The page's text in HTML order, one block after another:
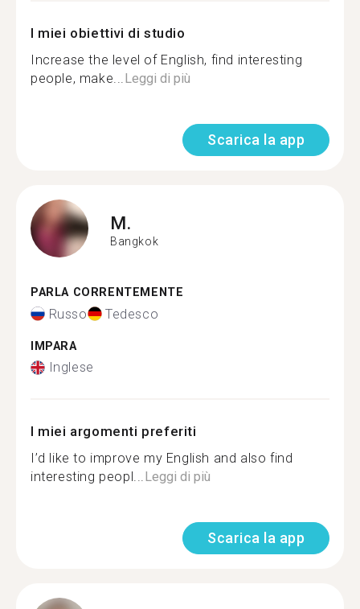
I miei obiettivi di studio
Increase the level of English, find interesting
people, make...Leggi di più
Scarica la app
M.
Bangkok
PARLA CORRENTEMENTE
Russo Tedesco
IMPARA
Inglese
I miei argomenti preferiti
I’d like to improve my English and also find
interesting peopl...Leggi di più
Scarica la app